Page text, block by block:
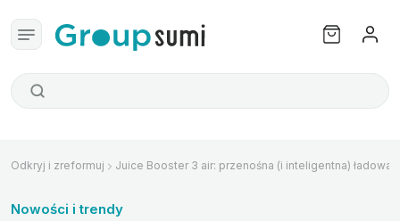
Odkryj i zreformuj Juice Booster 3 air: przenośna (i inteligentna)
Nowości i trendy